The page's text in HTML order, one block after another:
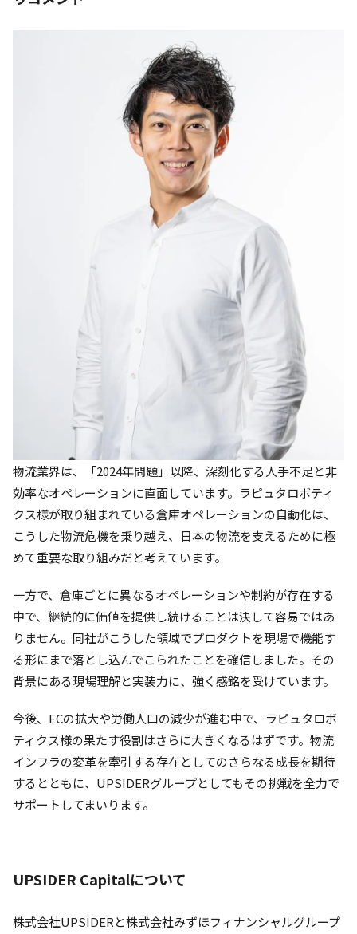
物流業界は、「2024年問題」以降、深刻化する人手不足と非
効率なオペレーションに直面しています。ラピュタロボティ
クス様が取り組まれている倉庫オペレーションの自動化は、
こうした物流危機を乗り越え、日本の物流を支えるために極
めて重要な取り組みだと考えています。
一方で、倉庫ごとに異なるオペレーションや制約が存在する
中で、継続的に価値を提供し続けることは決して容易ではあ
りません。同社がこうした領域でプロダクトを現場で機能す
る形にまで落とし込んでこられたことを確信しました。その
背景にある現場理解と実装力に、強く感銘を受けています。
今後、ECの拡大や労働人口の減少が進む中で、ラピュタロボ
ティクス様の果たす役割はさらに大きくなるはずです。物流
インフラの変革を牽引する存在としてのさらなる成長を期待
するとともに、UPSIDERグループとしてもその挑戦を全力で
サポートしてまいります。
UPSIDER Capitalについて
株式会社UPSIDERと株式会社みずほフィナンシャルグループ